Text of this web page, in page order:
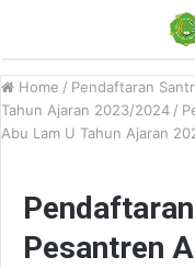
Home / Pendaftaran
Tahun Ajaran 2023/2024 /
Abu Lam U Tahun Ajaran
Pesantren